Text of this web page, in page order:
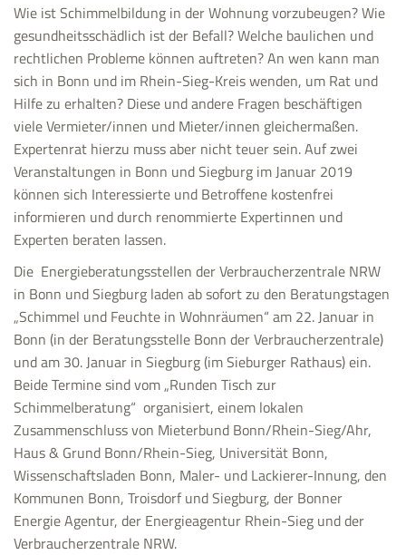
Wie ist Schimmelbildung in der Wohnung vorzubeugen? Wie
gesundheitsschädlich ist der Befall? Welche baulichen und
rechtlichen Probleme können auftreten? An wen kann man
sich in Bonn und im Rhein-Sieg-Kreis wenden, um Rat und
Hilfe zu erhalten? Diese und andere Fragen beschäftigen
viele Vermieter/innen und Mieter/innen gleichermaßen.
Expertenrat hierzu muss aber nicht teuer sein. Auf zwei
Veranstaltungen in Bonn und Siegburg im Januar 2019
können sich Interessierte und Betroffene kostenfrei
informieren und durch renommierte Expertinnen und
Experten beraten lassen.
Die Energieberatungsstellen der Verbraucherzentrale NRW
in Bonn und Siegburg laden ab sofort zu den Beratungstagen
„Schimmel und Feuchte in Wohnräumen“ am 22. Januar in
Bonn (in der Beratungsstelle Bonn der Verbraucherzentrale)
und am 30. Januar in Siegburg (im Sieburger Rathaus) ein.
Beide Termine sind vom „Runden Tisch zur
Schimmelberatung“ organisiert, einem lokalen
Zusammenschluss von Mieterbund Bonn/Rhein-Sieg/Ahr,
Haus & Grund Bonn/Rhein-Sieg, Universität Bonn,
Wissenschaftsladen Bonn, Maler- und Lackierer-Innung, den
Kommunen Bonn, Troisdorf und Siegburg, der Bonner
Energie Agentur, der Energieagentur Rhein-Sieg und der
Verbraucherzentrale NRW.